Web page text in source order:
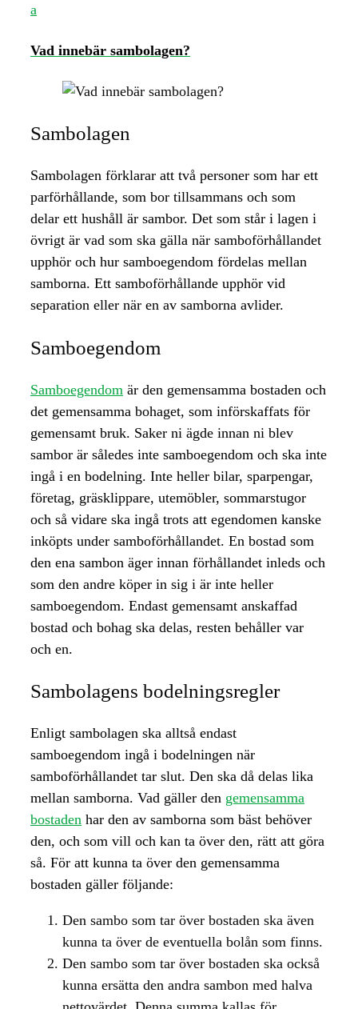
a
Vad innebär sambolagen?
Sambolagen
Sambolagen förklarar att två personer som har ett
parförhållande, som bor tillsammans och som
delar ett hushåll är sambor. Det som står i lagen i
övrigt är vad som ska gälla när samboförhållandet
upphör och hur samboegendom fördelas mellan
samborna. Ett samboförhållande upphör vid
separation eller när en av samborna avlider.
Samboegendom
Samboegendom är den gemensamma bostaden och
det gemensamma bohaget, som införskaffats för
gemensamt bruk. Saker ni ägde innan ni blev
sambor är således inte samboegendom och ska inte
ingå i en bodelning. Inte heller bilar, sparpengar,
företag, gräsklippare, utemöbler, sommarstugor
och så vidare ska ingå trots att egendomen kanske
inköpts under samboförhållandet. En bostad som
den ena sambon äger innan förhållandet inleds och
som den andre köper in sig i är inte heller
samboegendom. Endast gemensamt anskaffad
bostad och bohag ska delas, resten behåller var
och en.
Sambolagens bodelningsregler
Enligt sambolagen ska alltså endast
samboegendom ingå i bodelningen när
samboförhållandet tar slut. Den ska då delas lika
mellan samborna. Vad gäller den gemensamma
bostaden har den av samborna som bäst behöver
den, och som vill och kan ta över den, rätt att göra
så. För att kunna ta över den gemensamma
bostaden gäller följande:
Den sambo som tar över bostaden ska även
kunna ta över de eventuella bolån som finns.
Den sambo som tar över bostaden ska också
kunna ersätta den andra sambon med halva